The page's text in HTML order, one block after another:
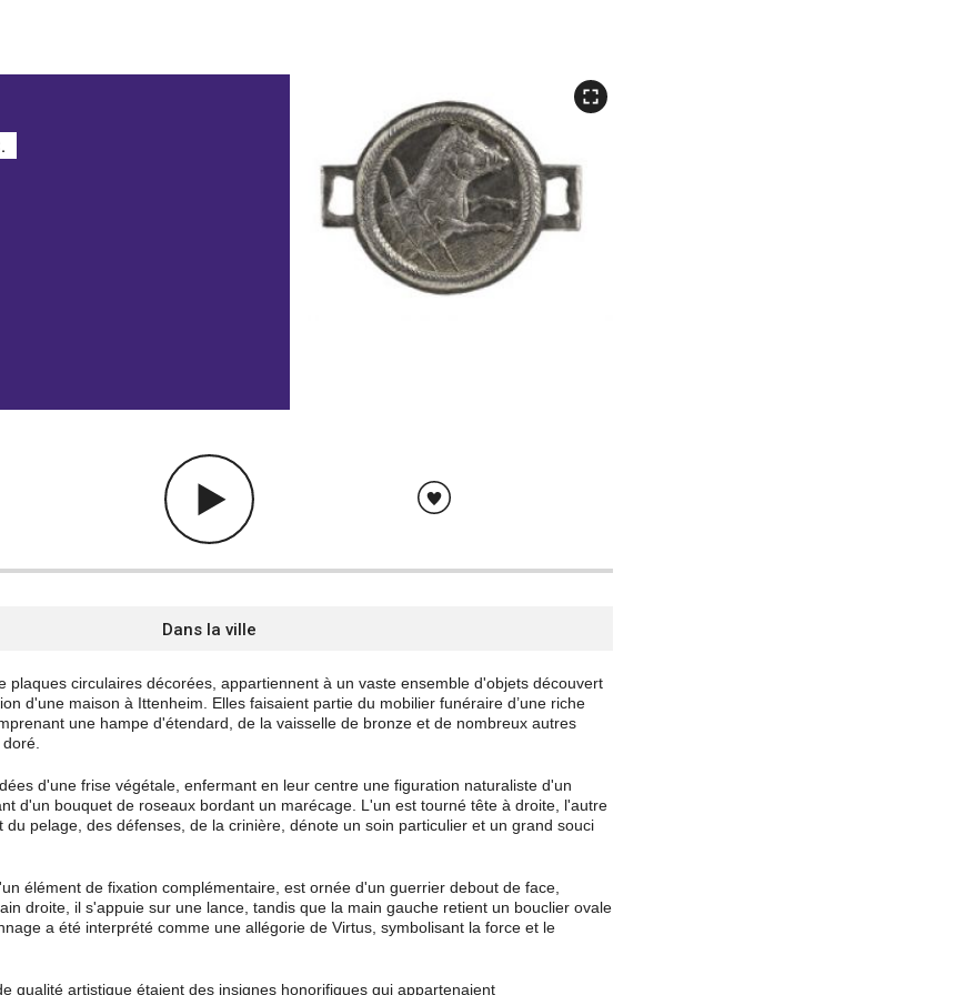
Dans la ville
plaques circulaires décorées, appartiennent à un vaste ensemble d'objets découvert
d'une maison à Ittenheim. Elles faisaient partie du mobilier funéraire d’une riche
une hampe d'étendard, de la vaisselle de bronze et de nombreux autres
d'une frise végétale, enfermant en leur centre une figuration naturaliste d'un
d'un bouquet de roseaux bordant un marécage. L'un est tourné tête à droite, l'autre
pelage, des défenses, de la crinière, dénote un soin particulier et un grand souci
élément de fixation complémentaire, est ornée d'un guerrier debout de face,
droite, il s'appuie sur une lance, tandis que la main gauche retient un bouclier ovale
a été interprété comme une allégorie de Virtus, symbolisant la force et le
qualité artistique étaient des insignes honorifiques qui appartenaient